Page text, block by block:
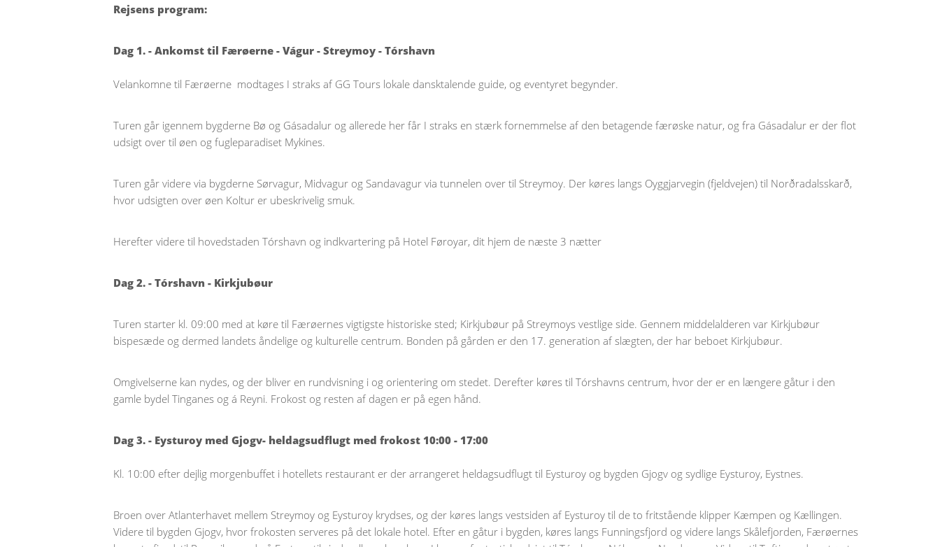
Rejsens program:
Dag 1. - Ankomst til Færøerne - Vágur - Streymoy - Tórshavn
Velankomne til Færøerne modtages I straks af GG Tours lokale dansktalende guide, og eventyret begynder.
Turen går igennem bygderne Bø og Gásadalur og allerede her får I straks en stærk fornemmelse af den betagende færøske natur, og fra Gásadalur er der flot
udsigt over til øen og fugleparadiset Mykines.
Turen går videre via bygderne Sørvagur, Midvagur og Sandavagur via tunnelen over til Streymoy. Der køres langs Oyggjarvegin (fjeldvejen) til Norðradalsskarð,
hvor udsigten over øen Koltur er ubeskrivelig smuk.
Herefter videre til hovedstaden Tórshavn og indkvartering på Hotel Føroyar, dit hjem de næste 3 nætter
Dag 2. - Tórshavn - Kirkjubøur
Turen starter kl. 09:00 med at køre til Færøernes vigtigste historiske sted; Kirkjubøur på Streymoys vestlige side. Gennem middelalderen var Kirkjubøur
bispesæde og dermed landets åndelige og kulturelle centrum. Bonden på gården er den 17. generation af slægten, der har beboet Kirkjubøur.
Omgivelserne kan nydes, og der bliver en rundvisning i og orientering om stedet. Derefter køres til Tórshavns centrum, hvor der er en længere gåtur i den
gamle bydel Tinganes og á Reyni. Frokost og resten af dagen er på egen hånd.
Dag 3. - Eysturoy med Gjogv- heldagsudflugt med frokost 10:00 - 17:00
Kl. 10:00 efter dejlig morgenbuffet i hotellets restaurant er der arrangeret heldagsudflugt til Eysturoy og bygden Gjogv og sydlige Eysturoy, Eystnes.
Broen over Atlanterhavet mellem Streymoy og Eysturoy krydses, og der køres langs vestsiden af Eysturoy til de to fritstående klipper Kæmpen og Kællingen.
Videre til bygden Gjogv, hvor frokosten serveres på det lokale hotel. Efter en gåtur i bygden, køres langs Funningsfjord og videre langs Skålefjorden, Færøernes